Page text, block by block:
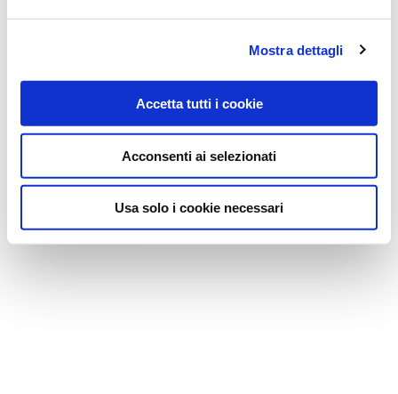
Mostra dettagli
Accetta tutti i cookie
Acconsenti ai selezionati
Usa solo i cookie necessari